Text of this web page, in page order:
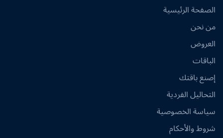
الصفحة الرئيسية
من نحن
العروض
الباقات
إصنع باقتك
التحاليل الفردية
سياسة الخصوصية
شروط والأحكام